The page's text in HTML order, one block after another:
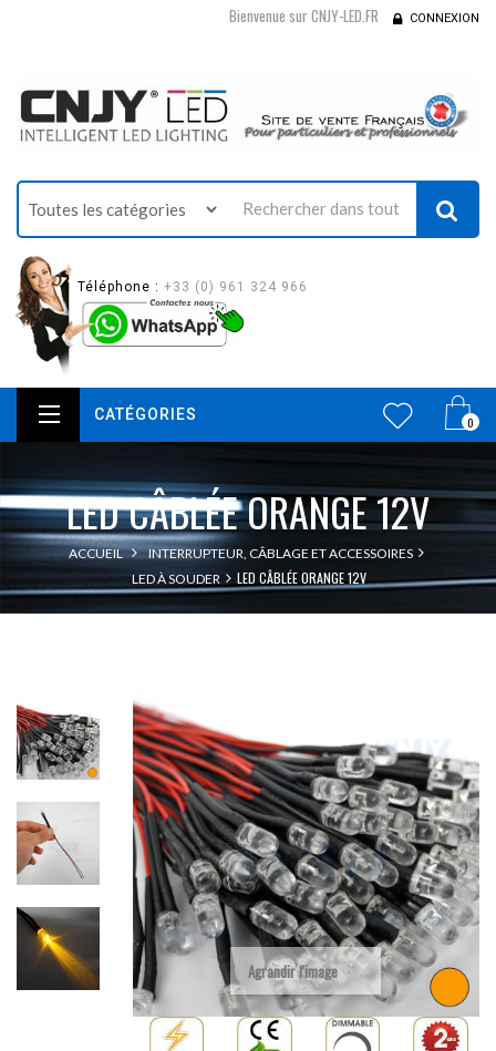
Bienvenue sur CNJY-LED.FR CONNEXION
Téléphone : +33 (0) 961 324 966
0
CATÉGORIES
LED CÂBLÉE ORANGE 12V
ACCUEIL
INTERRUPTEUR, CÂBLAGE ET ACCESSOIRES
LED À SOUDER
LED CÂBLÉE ORANGE 12V
Agrandir l'image